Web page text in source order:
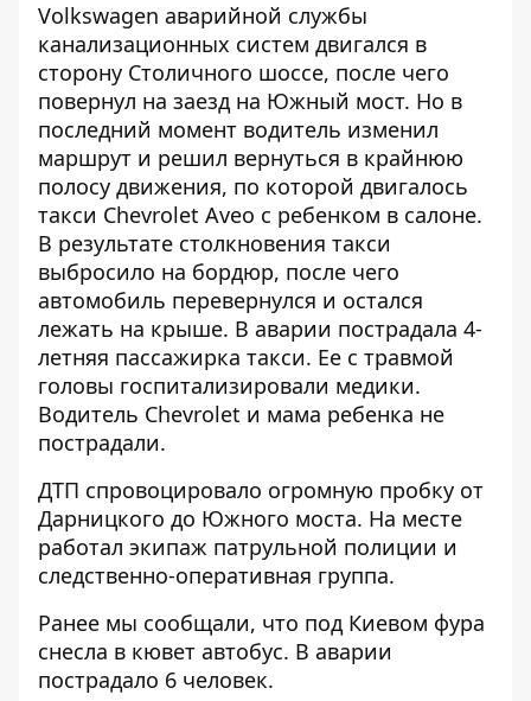
Volkswagen аварийной службы
канализационных систем двигался в
сторону Столичного шоссе, после чего
повернул на заезд на Южный мост. Но в
последний момент водитель изменил
маршрут и решил вернуться в крайнюю
полосу движения, по которой двигалось
такси Chevrolet Aveo с ребенком в салоне.
В результате столкновения такси
выбросило на бордюр, после чего
автомобиль перевернулся и остался
лежать на крыше. В аварии пострадала 4-
летняя пассажирка такси. Ее с травмой
головы госпитализировали медики.
Водитель Chevrolet и мама ребенка не
пострадали.
ДТП спровоцировало огромную пробку от
Дарницкого до Южного моста. На месте
работал экипаж патрульной полиции и
следственно-оперативная группа.
Ранее мы сообщали, что под Киевом фура
снесла в кювет автобус. В аварии
пострадало 6 человек.